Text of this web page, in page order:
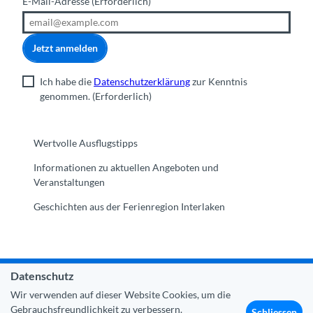
Jetzt anmelden
Ich habe die Datenschutzerklärungzur Kenntnis
genommen. (Erforderlich)
Wertvolle Ausflugstipps
Informationen zu aktuellen Angeboten und
Veranstaltungen
Geschichten aus der Ferienregion Interlaken
Gemeinde Interlaken |Impressum | Datenschutz
|Über uns | Trade Corner Partner
Datenschutz
Wir verwenden auf dieser Website Cookies, um die
Gebrauchsfreundlichkeit zu verbessern.